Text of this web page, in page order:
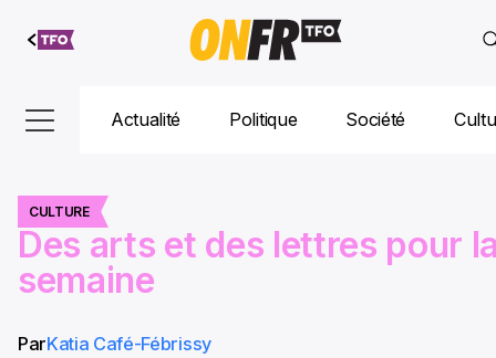
Aller au
contenu
Actualité Politique Société
CULTURE
Des arts et des lettres pour
semaine
ParKatia Café-Fébrissy